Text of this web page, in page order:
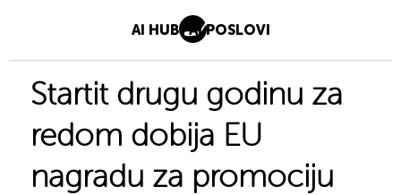
AI HUB AI POSLOVI
Startit drugu godinu za
redom dobija EU
nagradu za promociju